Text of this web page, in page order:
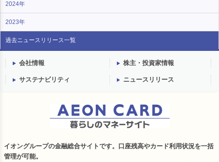
2024年
2023年
過去ニュース リリース一覧
会社情報 株主・投資家情報
サステナビリティ ニュースリリース
イオングループの金融総合サイトです。口座残高やカード利用状況を一括
管理が可能。